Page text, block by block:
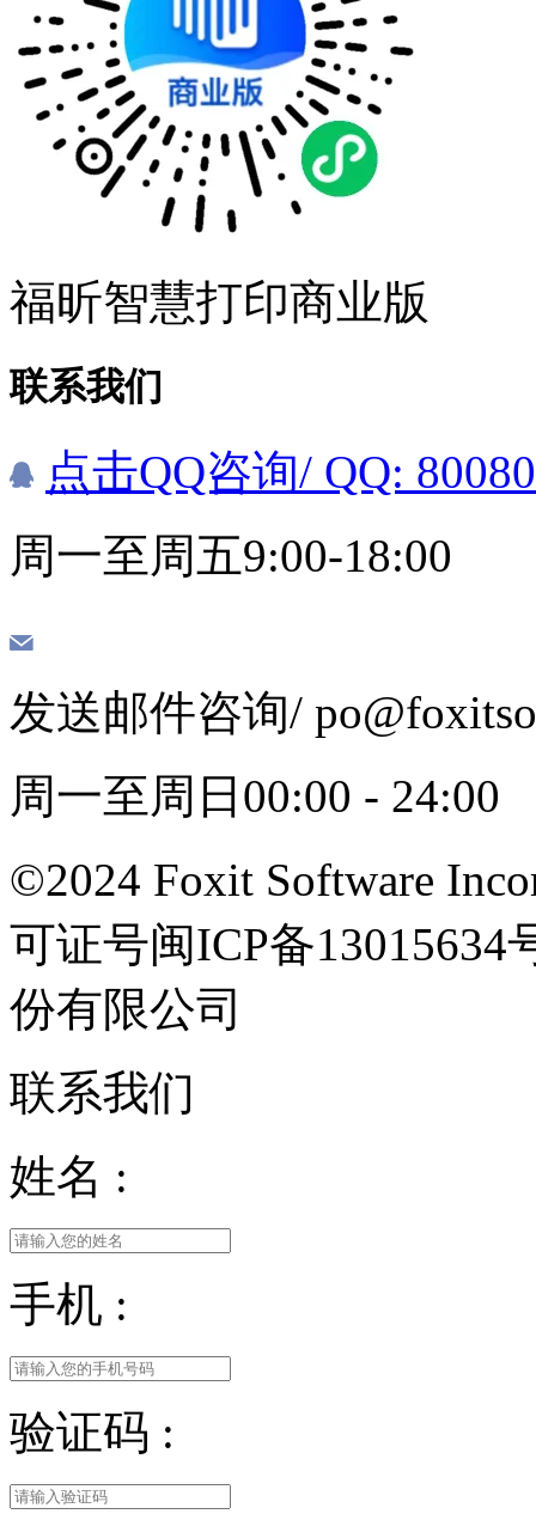
福昕智慧打印商业版
联系我们
点击QQ咨询/ QQ:
周一至周五9:00-18:00
发送邮件咨询/
周一至周日00:00 - 24:00
©2024 Foxit Software
可证号闽ICP备
份有限公司
联系我们
姓名 :
手机 :
验证码 :